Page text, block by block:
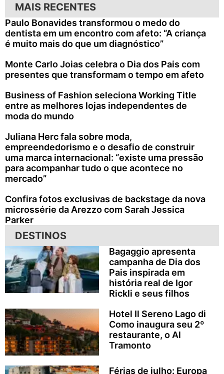
MAIS RECENTES
Paulo Bonavides transformou o medo do
dentista em um encontro com afeto: “A criança
é muito mais do que um diagnóstico”
Monte Carlo Joias celebra o Dia dos Pais com
presentes que transformam o tempo em afeto
Business of Fashion seleciona Working Title
entre as melhores lojas independentes de
moda do mundo
Juliana Herc fala sobre moda,
empreendedorismo e o desafio de construir
uma marca internacional: “existe uma pressão
para acompanhar tudo o que acontece no
mercado”
Confira fotos exclusivas de backstage da nova
microssérie da Arezzo com Sarah Jessica
Parker
DESTINOS
Bagaggio apresenta
campanha de Dia dos
Pais inspirada em
história real de Igor
Rickli e seus filhos
Hotel Il Sereno Lago di
Como inaugura seu 2º
restaurante, o Al
Tramonto
Férias de julho: Europa